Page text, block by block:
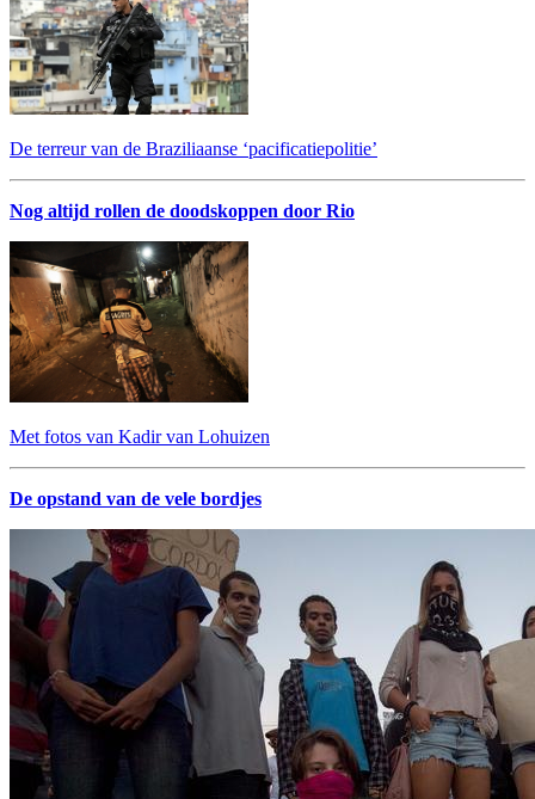
De terreur van de Braziliaanse ‘pacificatiepolitie’
Nog altijd rollen de doodskoppen door Rio
Met fotos van Kadir van Lohuizen
De opstand van de vele bordjes